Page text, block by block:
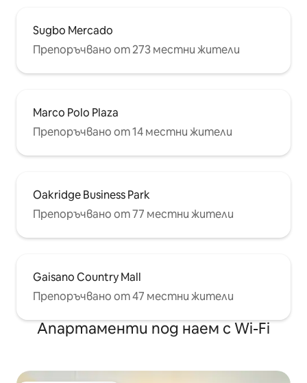
Sugbo Mercado
Препоръчвано от 273 местни жители
Marco Polo Plaza
Препоръчвано от 14 местни жители
Oakridge Business Park
Препоръчвано от 77 местни жители
Gaisano Country Mall
Препоръчвано от 47 местни жители
Апартаменти под наем с Wi-Fi